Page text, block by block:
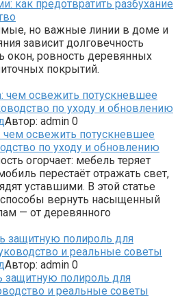
но важные линии в доме и
зависит долговечность
окон, ровность деревянных
покрытий.
чем освежить потускневшее
по уходу и обновлению
Автор: admin 0
огорчает: мебель теряет
перестаёт отражать свет,
уставшими. В этой статье
вернуть насыщенный
— от деревянного
защитную полироль для
и реальные советы
Автор: admin 0